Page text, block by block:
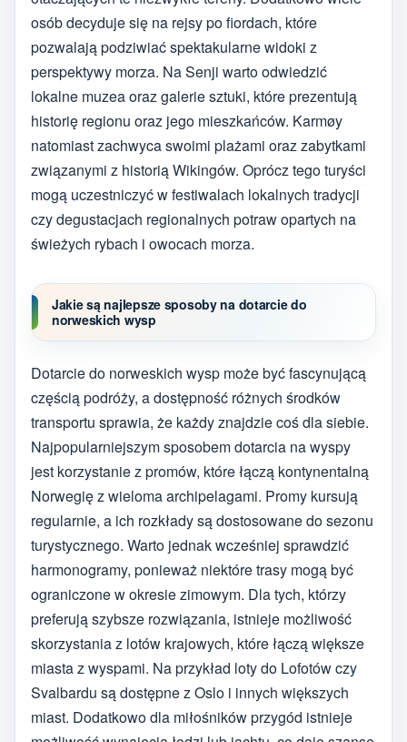
osób decyduje się na rejsy po fiordach, które
pozwalają podziwiać spektakularne widoki z
perspektywy morza. Na Senji warto odwiedzić
lokalne muzea oraz galerie sztuki, które prezentują
historię regionu oraz jego mieszkańców. Karmøy
natomiast zachwyca swoimi plażami oraz zabytkami
związanymi z historią Wikingów. Oprócz tego turyści
mogą uczestniczyć w festiwalach lokalnych tradycji
czy degustacjach regionalnych potraw opartych na
świeżych rybach i owocach morza.
Jakie są najlepsze sposoby na dotarcie do
norweskich wysp
Dotarcie do norweskich wysp może być fascynującą
częścią podróży, a dostępność różnych środków
transportu sprawia, że każdy znajdzie coś dla siebie.
Najpopularniejszym sposobem dotarcia na wyspy
jest korzystanie z promów, które łączą kontynentalną
Norwegię z wieloma archipelagami. Promy kursują
regularnie, a ich rozkłady są dostosowane do sezonu
turystycznego. Warto jednak wcześniej sprawdzić
harmonogramy, ponieważ niektóre trasy mogą być
ograniczone w okresie zimowym. Dla tych, którzy
preferują szybsze rozwiązania, istnieje możliwość
skorzystania z lotów krajowych, które łączą większe
miasta z wyspami. Na przykład loty do Lofotów czy
Svalbardu są dostępne z Oslo i innych większych
miast. Dodatkowo dla miłośników przygód istnieje